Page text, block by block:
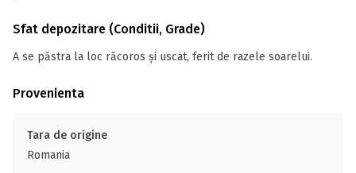
Sfat depozitare (Conditii, Grade)
A se păstra la loc răcoros și uscat, ferit de razele soarelui.
Provenienta
Tara de origine
Romania